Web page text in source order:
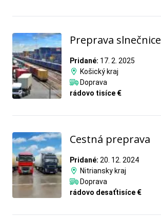
Preprava slnečnice
Pridané: 17. 2. 2025
Košický kraj
Doprava
rádovo tisíce €
Cestná preprava
Pridané: 20. 12. 2024
Nitriansky kraj
Doprava
rádovo desaťtisíce €